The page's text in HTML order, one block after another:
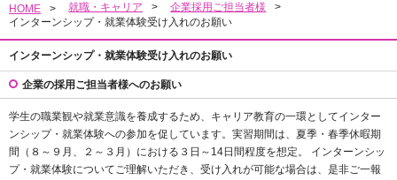
HOME 就職・キャリア
企業採用ご担当者様
インターンシップ・就業体験受け入れのお願い
インターンシップ・就業体験受け入れのお願い
企業の採用ご担当者様へのお願い
学生の職業観や就業意識を養成するため、キャリア教育の一環としてインター
ンシップ・就業体験への参加を促しています。実習期間は、夏季・春季休暇期
間（８～９月、２～３月）における３日～14日間程度を想定。 インターンシッ
プ・就業体験についてご理解いただき、受け入れが可能な場合は、是非ご一報